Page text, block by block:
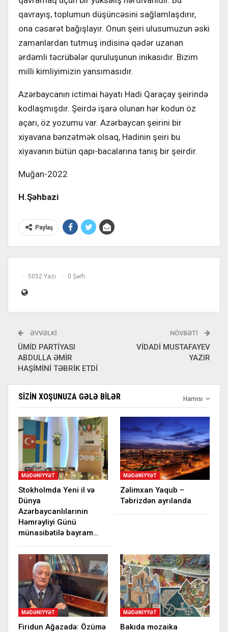
qavrayış, toplumun düşüncəsini sağlamlaşdırır,
ona cəsarət bağışlayır. Onun şeiri ulusumuzun əski
zamanlardan tutmuş indisinə qədər uzanan
ərdəmli təcrübələr quruluşunun inikasıdır. Bizim
milli kimliyimizin yansımasıdır.
Azərbaycanın ictimai həyatı Hadi Qaraçay şeirində
kodlaşmışdır. Şeirdə işarə olunan hər kodun öz
açarı, öz yozumu var. Azərbaycan şeirini bir
xiyavana bənzətmək olsaq, Hadinin şeiri bu
xiyavanın bütün qapı-bacalarına tanış bir şeirdir.
Muğan-2022
H.Şəhbazi
Paylaş
5052 Yazı 0 Şərh
ƏVVƏLKI
ÜMİD PARTİYASI
ABDULLA ƏMİR
HAŞİMİNİ TƏBRİK ETDİ
NÖVBƏTI
VİDADİ MUSTAFAYEV
YAZIR
Hamısı
SIZIN XOŞUNUZA GƏLƏ BILƏR
MƏDƏNIYYƏT
Stokholmda Yeni il və
Dünya
Azərbaycanlılarının
Həmrəyliyi Günü
münasibətilə bayram…
MƏDƏNIYYƏT
Zəlimxan Yaqub –
Təbrizdən ayrılanda
MƏDƏNIYYƏT
Firidun Ağazadə: Özümə
MƏDƏNIYYƏT
Bakıda mozaika